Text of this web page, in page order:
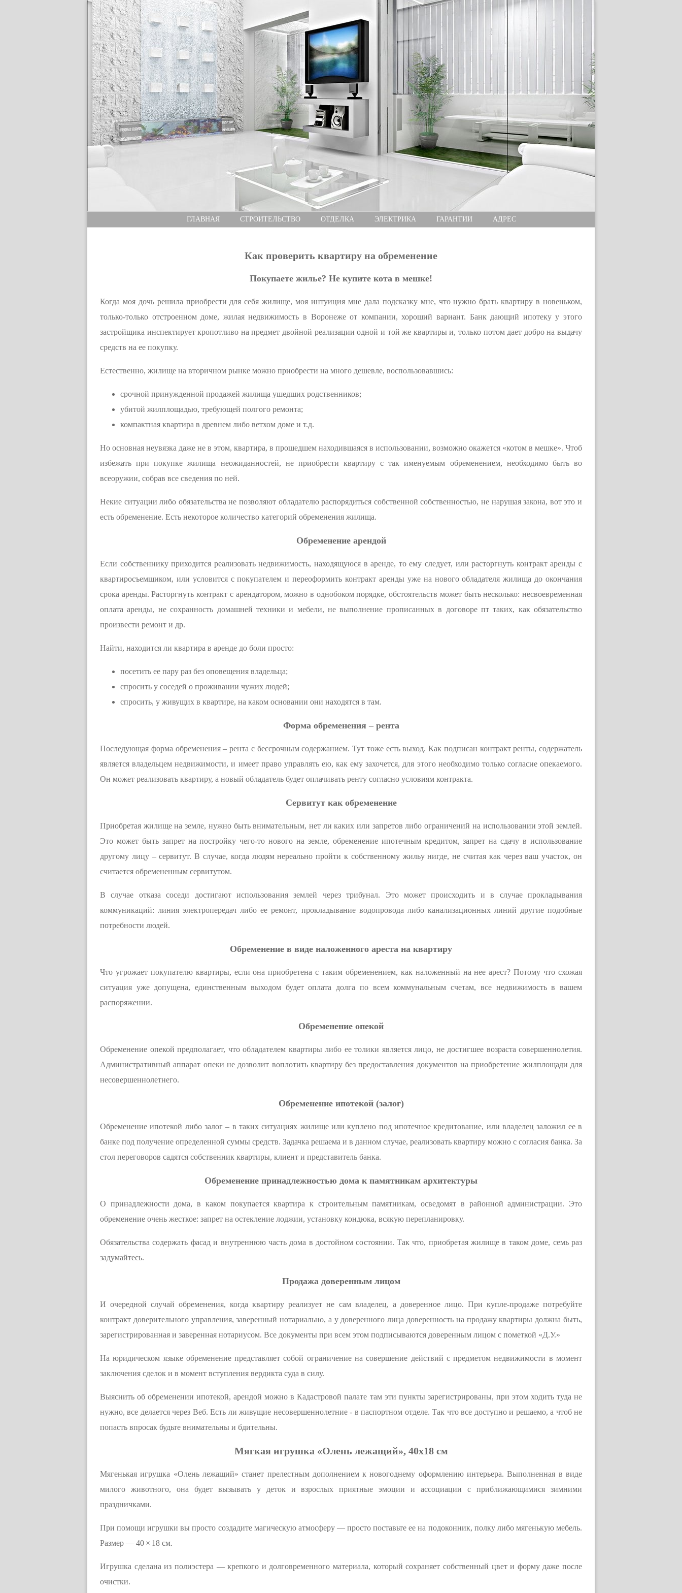
ГЛАВНАЯ СТРОИТЕЛЬСТВО ОТДЕЛКА ЭЛЕКТРИКА ГАРАНТИИ АДРЕС
Как проверить квартиру на обременение
Покупаете жилье? Не купите кота в мешке!
Когда моя дочь решила приобрести для себя жилище, моя интуиция мне дала подсказку мне, что нужно брать квартиру в новеньком,
только-только отстроенном доме, жилая недвижимость в Воронеже от компании, хороший вариант. Банк дающий ипотеку у этого
застройщика инспектирует кропотливо на предмет двойной реализации одной и той же квартиры и, только потом дает добро на выдачу
средств на ее покупку.
Естественно, жилище на вторичном рынке можно приобрести на много дешевле, воспользовавшись:
срочной принужденной продажей жилища ушедших родственников;
убитой жилплощадью, требующей полгого ремонта;
компактная квартира в древнем либо ветхом доме и т.д.
Но основная неувязка даже не в этом, квартира, в прошедшем находившаяся в использовании, возможно окажется «котом в мешке». Чтоб
избежать при покупке жилища неожиданностей, не приобрести квартиру с так именуемым обременением, необходимо быть во
всеоружии, собрав все сведения по ней.
Некие ситуации либо обязательства не позволяют обладателю распорядиться собственной собственностью, не нарушая закона, вот это и
есть обременение. Есть некоторое количество категорий обременения жилища.
Обременение арендой
Если собственнику приходится реализовать недвижимость, находящуюся в аренде, то ему следует, или расторгнуть контракт аренды с
квартиросъемщиком, или условится с покупателем и переоформить контракт аренды уже на нового обладателя жилища до окончания
срока аренды. Расторгнуть контракт с арендатором, можно в однобоком порядке, обстоятельств может быть несколько: несвоевременная
оплата аренды, не сохранность домашней техники и мебели, не выполнение прописанных в договоре пт таких, как обязательство
произвести ремонт и др.
Найти, находится ли квартира в аренде до боли просто:
посетить ее пару раз без оповещения владельца;
спросить у соседей о проживании чужих людей;
спросить, у живущих в квартире, на каком основании они находятся в там.
Форма обременения – рента
Последующая форма обременения – рента с бессрочным содержанием. Тут тоже есть выход. Как подписан контракт ренты, содержатель
является владельцем недвижимости, и имеет право управлять ею, как ему захочется, для этого необходимо только согласие опекаемого.
Он может реализовать квартиру, а новый обладатель будет оплачивать ренту согласно условиям контракта.
Сервитут как обременение
Приобретая жилище на земле, нужно быть внимательным, нет ли каких или запретов либо ограничений на использовании этой землей.
Это может быть запрет на постройку чего-то нового на земле, обременение ипотечным кредитом, запрет на сдачу в использование
другому лицу – сервитут. В случае, когда людям нереально пройти к собственному жильу нигде, не считая как через ваш участок, он
считается обремененным сервитутом.
В случае отказа соседи достигают использования землей через трибунал. Это может происходить и в случае прокладывания
коммуникаций: линия электропередач либо ее ремонт, прокладывание водопровода либо канализационных линий другие подобные
потребности людей.
Обременение в виде наложенного ареста на квартиру
Что угрожает покупателю квартиры, если она приобретена с таким обременением, как наложенный на нее арест? Потому что схожая
ситуация уже допущена, единственным выходом будет оплата долга по всем коммунальным счетам, все недвижимость в вашем
распоряжении.
Обременение опекой
Обременение опекой предполагает, что обладателем квартиры либо ее толики является лицо, не достигшее возраста совершеннолетия.
Административный аппарат опеки не дозволит воплотить квартиру без предоставления документов на приобретение жилплощади для
несовершеннолетнего.
Обременение ипотекой (залог)
Обременение ипотекой либо залог – в таких ситуациях жилище или куплено под ипотечное кредитование, или владелец заложил ее в
банке под получение определенной суммы средств. Задачка решаема и в данном случае, реализовать квартиру можно с согласия банка. За
стол переговоров садятся собственник квартиры, клиент и представитель банка.
Обременение принадлежностью дома к памятникам архитектуры
О принадлежности дома, в каком покупается квартира к строительным памятникам, осведомят в районной администрации. Это
обременение очень жесткое: запрет на остекление лоджии, установку кондюка, всякую перепланировку.
Обязательства содержать фасад и внутреннюю часть дома в достойном состоянии. Так что, приобретая жилище в таком доме, семь раз
задумайтесь.
Продажа доверенным лицом
И очередной случай обременения, когда квартиру реализует не сам владелец, а доверенное лицо. При купле-продаже потребуйте
контракт доверительного управления, заверенный нотариально, а у доверенного лица доверенность на продажу квартиры должна быть,
зарегистрированная и заверенная нотариусом. Все документы при всем этом подписываются доверенным лицом с пометкой «Д.У.»
На юридическом языке обременение представляет собой ограничение на совершение действий с предметом недвижимости в момент
заключения сделок и в момент вступления вердикта суда в силу.
Выяснить об обременении ипотекой, арендой можно в Кадастровой палате там эти пункты зарегистрированы, при этом ходить туда не
нужно, все делается через Веб. Есть ли живущие несовершеннолетние - в паспортном отделе. Так что все доступно и решаемо, а чтоб не
попасть впросак будьте внимательны и бдительны.
Мягкая игрушка «Олень лежащий», 40x18 см
Мягенькая игрушка «Олень лежащий» станет прелестным дополнением к новогоднему оформлению интерьера. Выполненная в виде
милого животного, она будет вызывать у деток и взрослых приятные эмоции и ассоциации с приближающимися зимними
праздничками.
При помощи игрушки вы просто создадите магическую атмосферу — просто поставьте ее на подоконник, полку либо мягенькую мебель.
Размер — 40 × 18 см.
Игрушка сделана из полиэстера — крепкого и долговременного материала, который сохраняет собственный цвет и форму даже после
очистки.